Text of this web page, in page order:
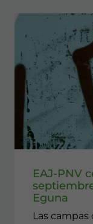
EAJ-PNV
Eguna
Las